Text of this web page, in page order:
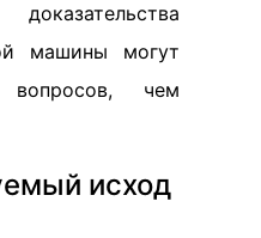
машины могут
чем
исход